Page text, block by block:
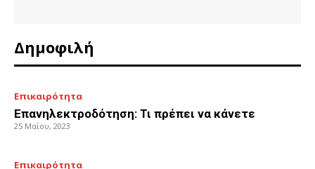
Δημοφιλή
Επικαιρότητα
Επανηλεκτροδότηση: Τι πρέπει να κάνετε
25 Μαΐου, 2023
Επικαιρότητα